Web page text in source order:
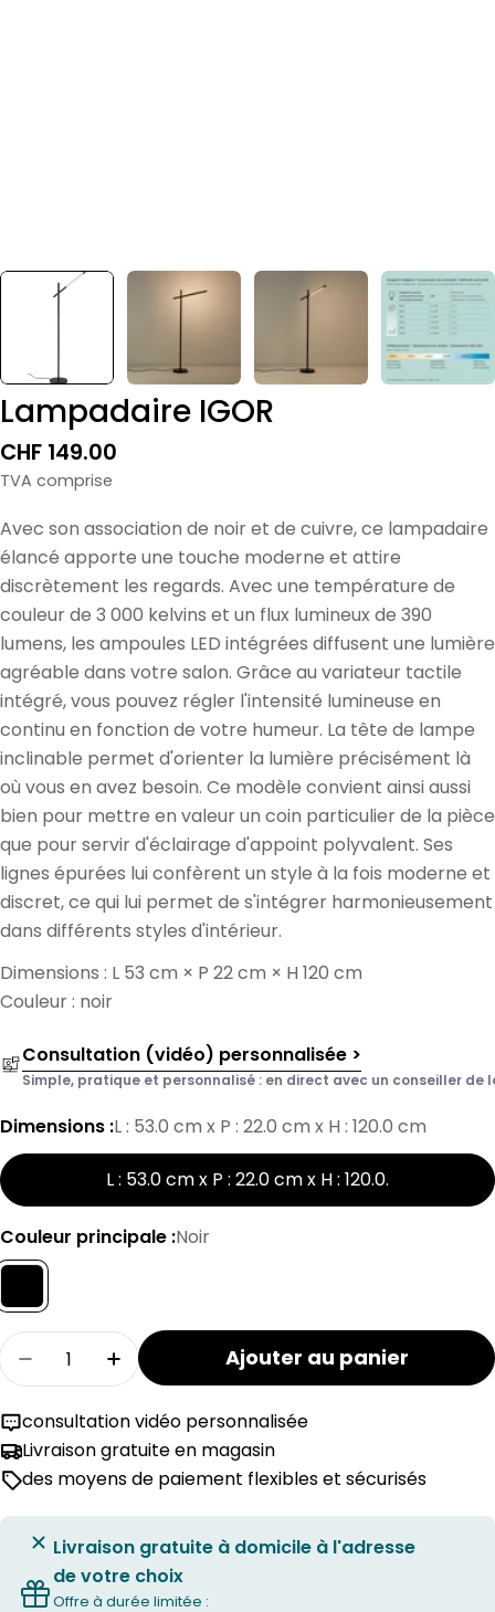
Lampadaire IGOR
Prix
normal
CHF 149.00
TVA comprise
Avec son association de noir et de cuivre, ce lampadaire
élancé apporte une touche moderne et attire
discrètement les regards. Avec une température de
couleur de 3 000 kelvins et un flux lumineux de 390
lumens, les ampoules LED intégrées diffusent une lumière
agréable dans votre salon. Grâce au variateur tactile
intégré, vous pouvez régler l'intensité lumineuse en
continu en fonction de votre humeur. La tête de lampe
inclinable permet d'orienter la lumière précisément là
où vous en avez besoin. Ce modèle convient ainsi aussi
bien pour mettre en valeur un coin particulier de la pièce
que pour servir d'éclairage d'appoint polyvalent. Ses
lignes épurées lui confèrent un style à la fois moderne et
discret, ce qui lui permet de s'intégrer harmonieusement
dans différents styles d'intérieur.
Dimensions : L 53 cm × P 22 cm × H 120 cm
Couleur : noir
Consultation (vidéo) personnalisée >
Simple, pratique et personnalisé : en direct avec un conseiller de
Dimensions :L : 53.0 cm x P : 22.0 cm x H : 120.0 cm
L : 53.0 cm x P : 22.0 cm x H : 120.0.
Couleur principale :Noir
Quantité
Réduire la quantité pour le lampadaire IGOR
Augmenter la quantité pour le
Ajouter au panier
consultation vidéo personnalisée
Livraison gratuite en magasin
des moyens de paiement flexibles et sécurisés
Livraison gratuite à domicile à l'adresse
de votre choix
Offre à durée limitée :